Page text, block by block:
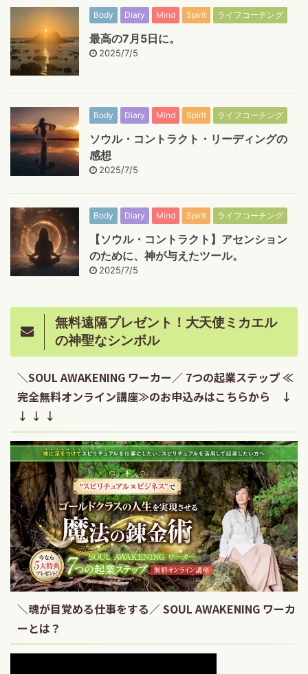
Body Diary Mind Spirit ライフコーチング
最高の7月5日に。
2025/7/5
Body Diary Mind Spirit ライフコーチング
ソウル・コントラクト・リーディングの
感想
2025/7/5
Body Diary Mind Spirit ライフコーチング
【ソウル・コントラクト】アセンション
のために、神が与えたツール。
2025/7/5
無料遠隔プレゼント！大天使ミカエル
の神聖なシンボル
＼SOUL AWAKENING ワーカー／ 7つの起業ステップ ≪
完全無料オンライン講座≫のお申込みはこちらから ↓
↓ ↓ ↓
＼魂が目覚める仕事をする／ SOUL AWAKENING ワーカ
ーとは？